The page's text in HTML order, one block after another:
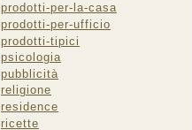
prodotti-per-la-casa
prodotti-per-ufficio
prodotti-tipici
psicologia
pubblicità
religione
residence
ricette